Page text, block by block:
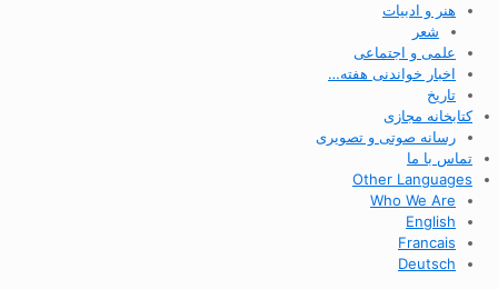
هنر و ادبیات
شعر
علمی و اجتماعی
اخبار خواندنی هفته…
تاریخ
کتابخانه مجازی
رسانه صوتی و تصویری
تماس با ما
Other Languages
Who We Are
English
Francais
Deutsch